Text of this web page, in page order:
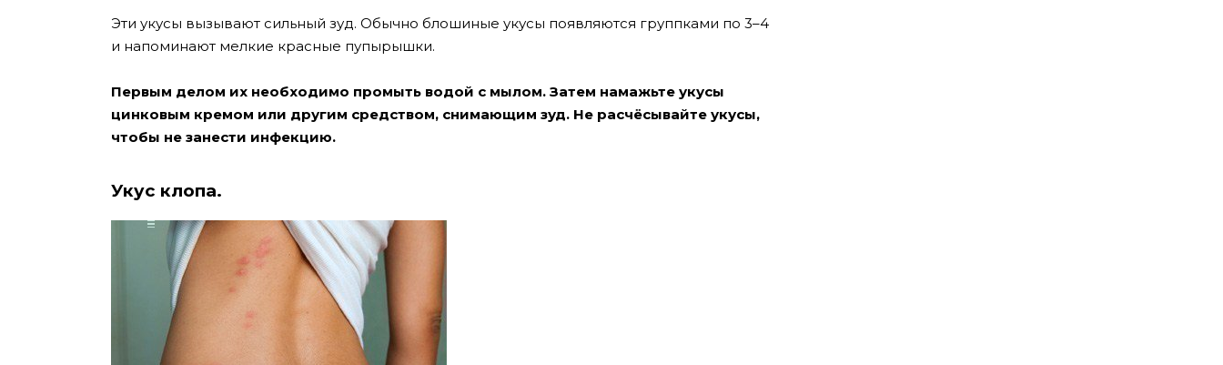
Эти укусы вызывают сильный зуд. Обычно блошиные укусы появляются группками по 3–4
и напоминают мелкие красные пупырышки.
Первым делом их необходимо промыть водой с мылом. Затем намажьте укусы
цинковым кремом или другим средством, снимающим зуд. Не расчёсывайте укусы,
чтобы не занести инфекцию.
Укус клопа.